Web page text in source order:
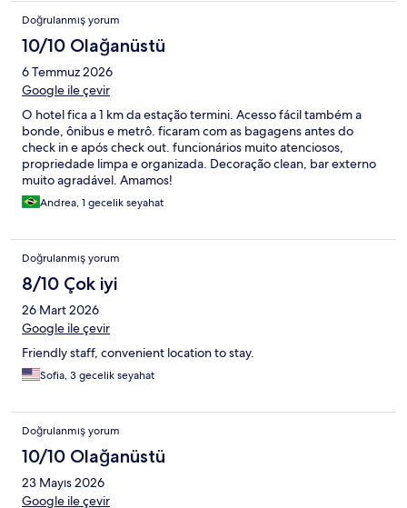
Doğrulanmış yorum
10/10 Olağanüstü
6 Temmuz 2026
Google ile çevir
O hotel fica a 1 km da estação termini. Acesso fácil também a
bonde, ônibus e metrô. ficaram com as bagagens antes do
check in e após check out. funcionários muito atenciosos,
propriedade limpa e organizada. Decoração clean, bar externo
muito agradável. Amamos!
Andrea, 1 gecelik seyahat
Doğrulanmış yorum
8/10 Çok iyi
26 Mart 2026
Google ile çevir
Friendly staff, convenient location to stay.
Sofia, 3 gecelik seyahat
Doğrulanmış yorum
10/10 Olağanüstü
23 Mayıs 2026
Google ile çevir